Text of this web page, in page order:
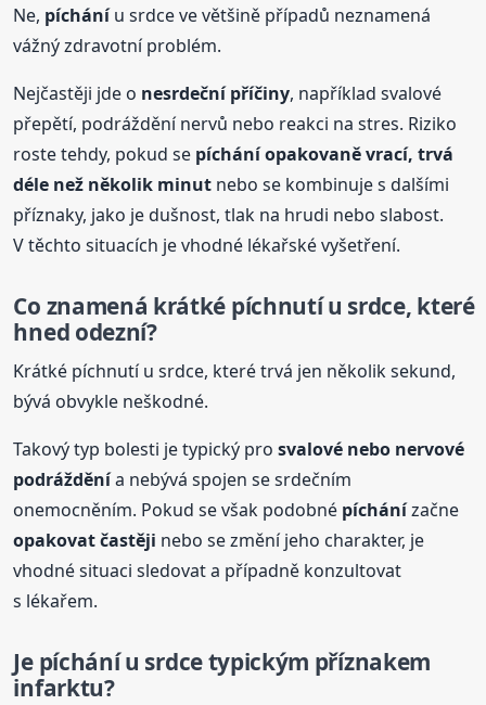
Ne, pícháníu srdce ve většině případů neznamená
vážný zdravotní problém.
Nejčastěji jde o nesrdeční příčiny, například svalové
přepětí, podráždění nervů nebo reakci na stres. Riziko
roste tehdy, pokud se pícháníopakovaně vrací, trvá
déle než několik minut nebo se kombinuje s dalšími
příznaky, jako je dušnost, tlak na hrudi nebo slabost.
V těchto situacích je vhodné lékařské vyšetření.
Co znamená krátké píchnutí u srdce, které
hned odezní?
Krátké píchnutí u srdce, které trvá jen několik sekund,
bývá obvykle neškodné.
Takový typ bolesti je typický prosvalové nebo nervové
podrážděnía nebývá spojen se srdečním
onemocněním. Pokud se však podobné píchánízačne
opakovat častěji nebo se změní jeho charakter, je
vhodné situaci sledovat a případně konzultovat
s lékařem.
Je pícháníu srdce typickým příznakem
infarktu?